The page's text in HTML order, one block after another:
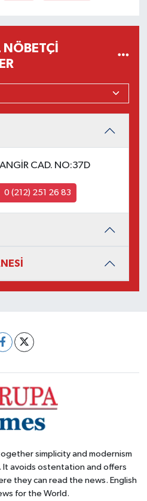
NÖBETÇI
CAD. NO:37D
0 (212) 251 26 83
simplicity and modernism
It avoids ostentation and offers
they can read the news. English
for the World.